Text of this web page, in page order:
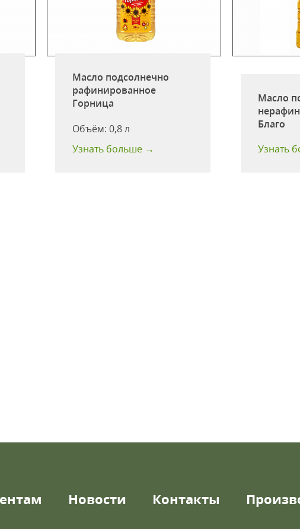
Масло подсолнечно
рафинированное
Горница
Объём:0,8 л
Узнать больше →
Масло
Благо
Узнать
Новости Контакты